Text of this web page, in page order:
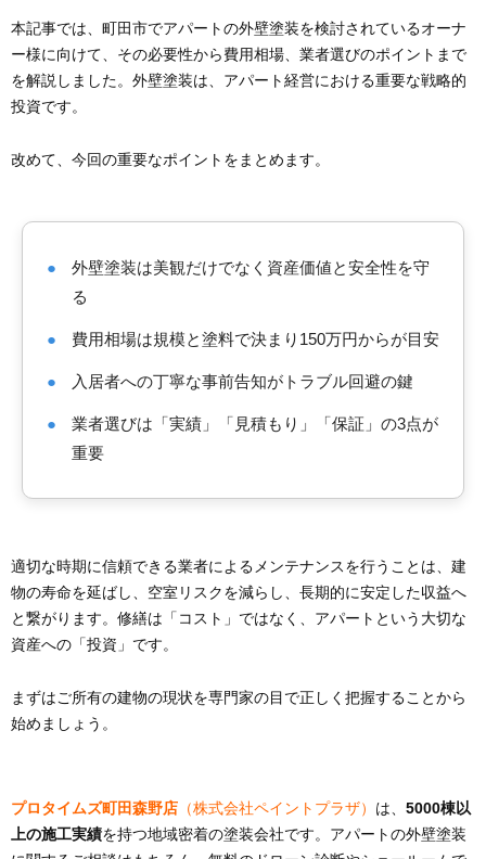
本記事では、町田市でアパートの外壁塗装を検討されているオーナ
ー様に向けて、その必要性から費用相場、業者選びのポイントまで
を解説しました。外壁塗装は、アパート経営における重要な戦略的
投資です。
改めて、今回の重要なポイントをまとめます。
●
外壁塗装は美観だけでなく資産価値と安全性を守
る
● 費用相場は規模と塗料で決まり150万円からが目安
● 入居者への丁寧な事前告知がトラブル回避の鍵
●
業者選びは「実績」「見積もり」「保証」の3点が
重要
適切な時期に信頼できる業者によるメンテナンスを行うことは、建
物の寿命を延ばし、空室リスクを減らし、長期的に安定した収益へ
と繋がります。修繕は「コスト」ではなく、アパートという大切な
資産への「投資」です。
まずはご所有の建物の現状を専門家の目で正しく把握することから
始めましょう。
プロタイムズ町田森野店 （株式会社ペイントプラザ） は、 5000棟以
上の施工実績を持つ地域密着の塗装会社です。アパートの外壁塗装